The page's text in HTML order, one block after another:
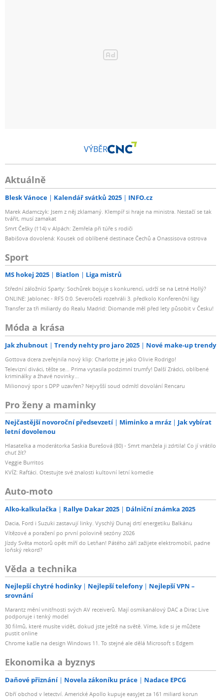
VÝBĚR
Aktuálně
Blesk Vánoce Kalendář svátků 2025 INFO.cz
Marek Adamczyk: Jsem z něj zklamaný. Klempíř si hraje na ministra. Nestačí se tak
tvářit, musí zamakat
Smrt Češky (†14) v Alpách: Zemřela při túře s rodiči
Babišova dovolená: Kousek od oblíbené destinace Čechů a Onassisova ostrova
Sport
MS hokej 2025 Biatlon Liga mistrů
Střední záložníci Sparty: Sochůrek bojuje s konkurencí, udrží se na Letné Hollý?
ONLINE: Jablonec - RFS 0:0. Severočeši rozehráli 3. předkolo Konferenční ligy
Transfer za tři miliardy do Realu Madrid: Diomande měl před lety působit v Česku!
Móda a krása
Jak zhubnout Trendy nehty pro jaro 2025 Nové make-up trendy
Gottova dcera zveřejnila nový klip: Charlotte je jako Olivie Rodrigo!
Televizní diváci, těšte se... Prima vytasila podzimní trumfy! Další Zrádci, oblíbené
kriminálky a žhavé novinky...
Milionový spor s DPP uzavřen? Nejvyšší soud odmítl dovolání Rencaru
Pro ženy a maminky
Nejčastější novoroční předsevzetí Miminko a mráz
Jak vybírat
letní dovolenou
Hlasatelka a moderátorka Saskia Burešová (80) - Smrt manžela ji zdrtila! Co jí vrátilo
chuť žít?
Veggie Burritos
KVÍZ: Rafťáci. Otestujte své znalosti kultovní letní komedie
Auto-moto
Alko-kalkulačka Rallye Dakar 2025 Dálniční známka 2025
Dacia, Ford i Suzuki zastavují linky. Vyschlý Dunaj drtí energetiku Balkánu
Vítězové a poražení po první polovině sezóny 2026
Jízdy Světa motorů opět míří do Letňan! Pátého září zažijete elektromobil, padne
loňský rekord?
Věda a technika
Nejlepší chytré hodinky Nejlepší telefony
Nejlepší VPN –
srovnání
Marantz mění vnitřnosti svých AV receiverů. Mají osmikanálový DAC a Dirac Live
podporuje i tenký model
30 filmů, které musíte vidět, dokud jste ještě na světě. Víme, kde si je můžete
pustit online
Chrome kašle na design Windows 11. To stejné ale dělá Microsoft s Edgem
Ekonomika a byznys
Daňové přiznání Novela zákoníku práce Nadace EPCG
Obří obchod v letectví. Americké Apollo kupuje easyJet za 161 miliard korun